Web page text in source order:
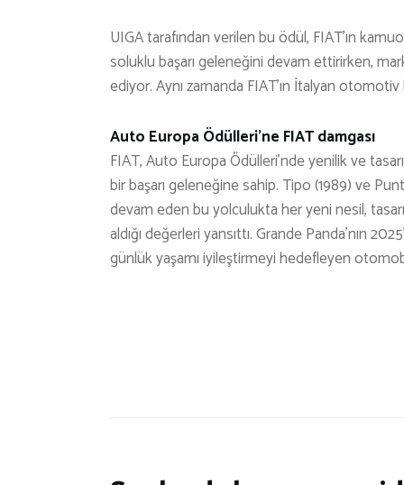
UIGA tarafından verilen bu ödül, FIAT’ın
soluklu başarı geleneğini devam ettirirken,
ediyor. Aynı zamanda FIAT’ın İtalyan
Auto Europa Ödülleri’ne FIAT damgası
FIAT, Auto Europa Ödülleri’nde yenilik ve
bir başarı geleneğine sahip. Tipo (1989) ve
devam eden bu yolculukta her yeni nesil,
aldığı değerleri yansıttı. Grande Panda’nın
günlük yaşamı iyileştirmeyi hedefleyen